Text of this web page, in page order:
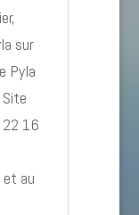
sur
Pyla
22 16
et au